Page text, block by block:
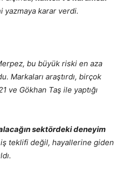
yazmaya karar verdi.
bu büyük riski en aza
Markaları araştırdı, birçok
Gökhan Taş ile yaptığı
sektördeki deneyim
iş teklifi değil, hayallerine giden